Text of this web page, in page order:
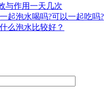
与作用一天几次
起泡水喝吗?可以一起吃吗?
么泡水比较好？